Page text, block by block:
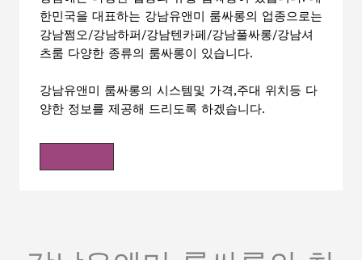
한민국을 대표하는 강남유앤미 룸싸롱의 업종으로는
강남쩜오/강남하퍼/강남텐카페/강남풀싸롱/강남셔
츠룸 다양한 종류의 룸싸롱이 있습니다.
강남유앤미 룸싸롱의 시스템및 가격,주대 위치등 다
양한 정보를 제공해 드리도록 하겠습니다.